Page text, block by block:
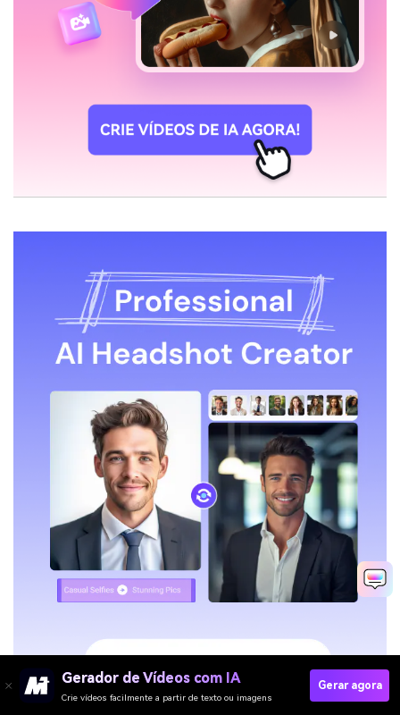
Gerador de Vídeos com IA
Crie vídeos facilmente a partir de texto ou imagens
Gerar agora